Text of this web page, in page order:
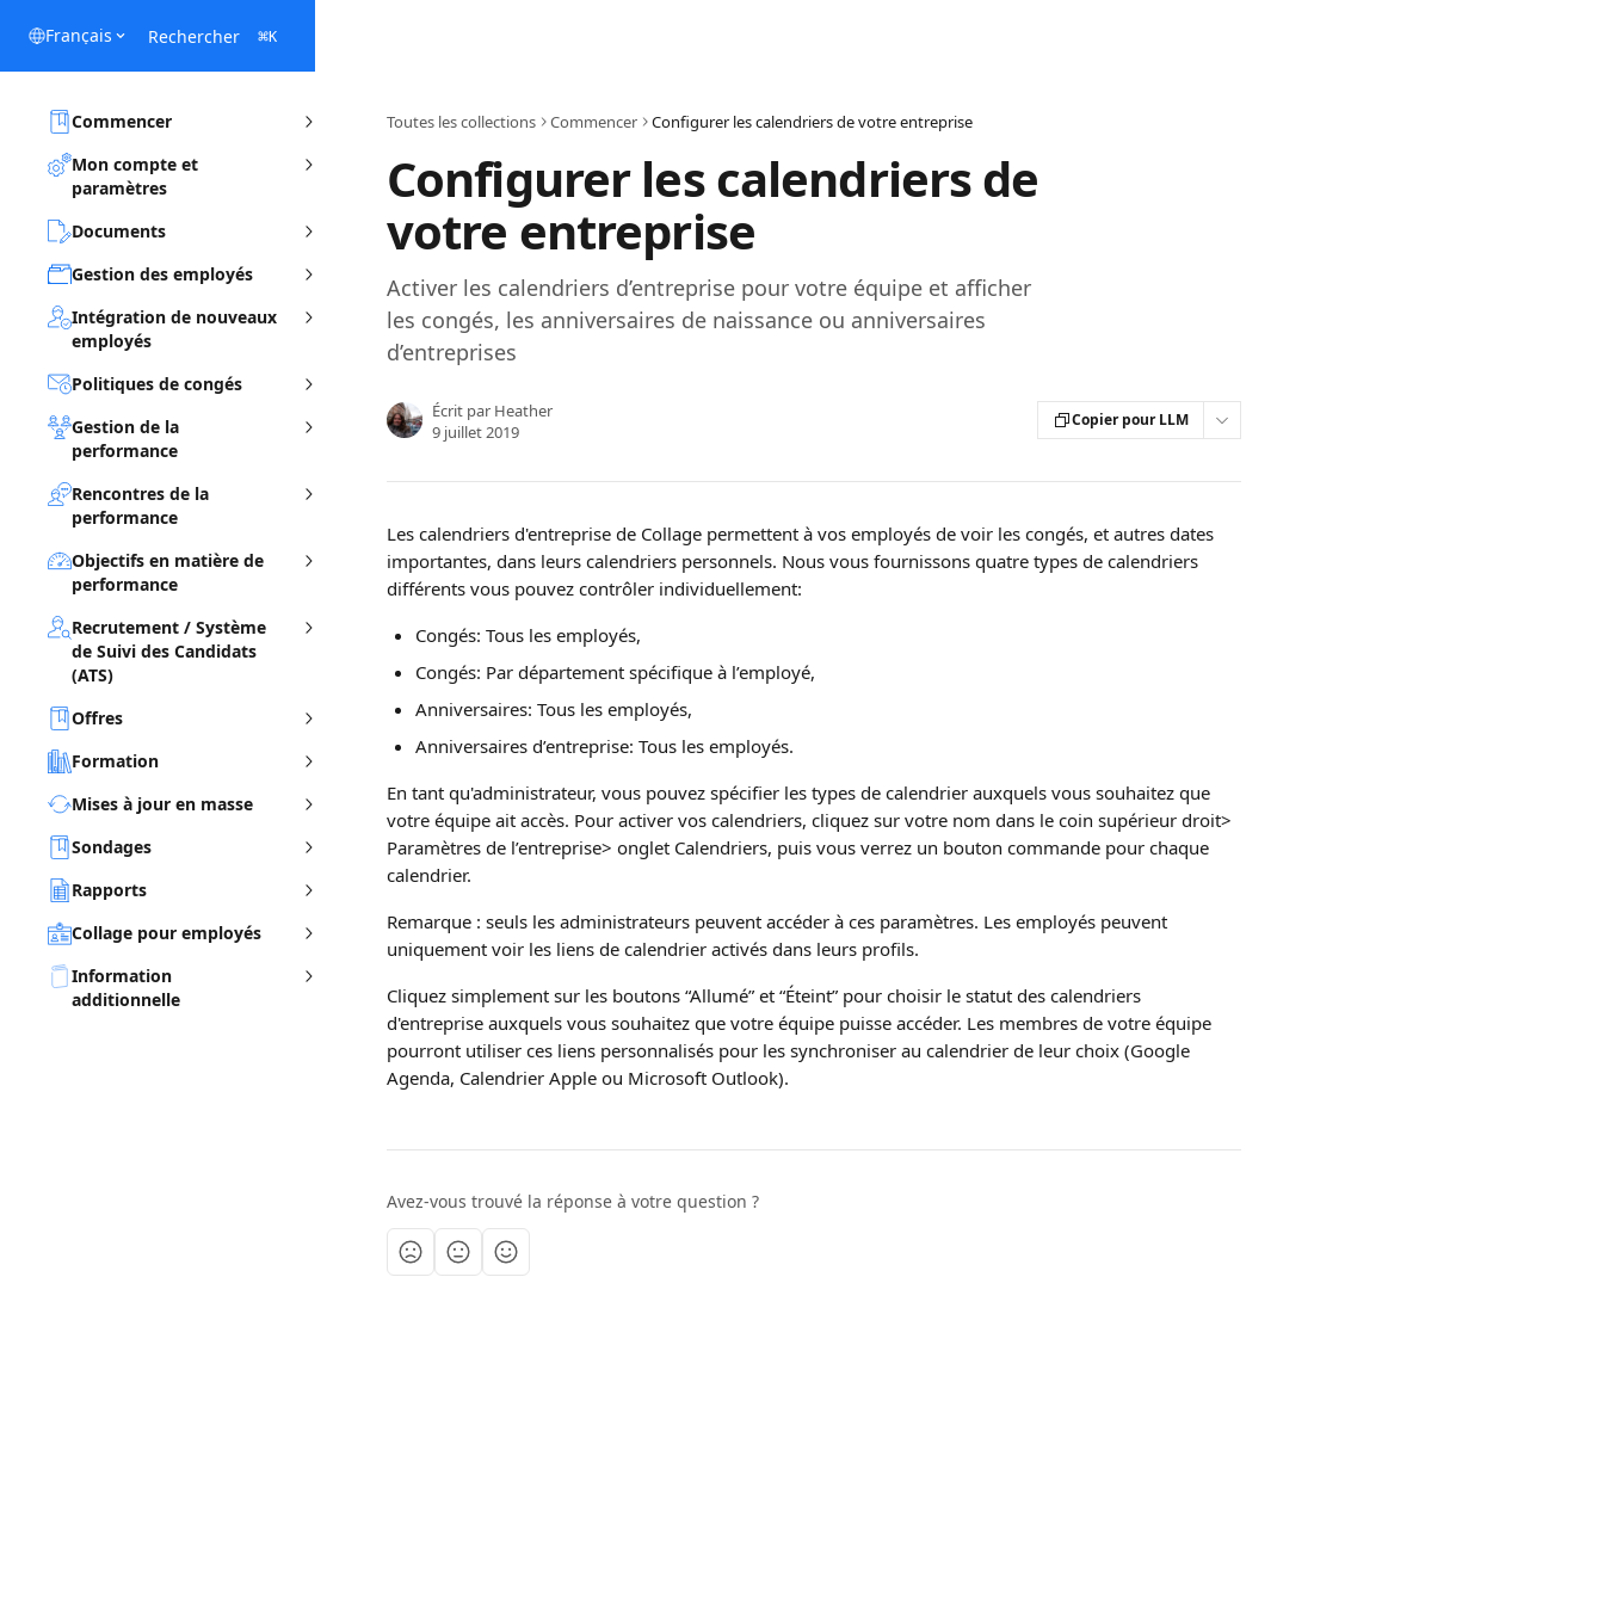
Français Rechercher ⌘K
Commencer
Mon compte et
paramètres
Documents
Gestion des employés
Intégration de nouveaux
employés
Politiques de congés
Gestion de la
performance
Rencontres de la
performance
Objectifs en matière de
performance
Recrutement / Système
de Suivi des Candidats
(ATS)
Offres
Formation
Mises à jour en masse
Sondages
Rapports
Collage pour employés
Information
additionnelle
Toutes les collections Commencer Configurer les calendriers de votre entreprise
Configurer les calendriers de
votre entreprise
Activer les calendriers d’entreprise pour votre équipe et afficher
les congés, les anniversaires de naissance ou anniversaires
d’entreprises
Écrit par Heather
9 juillet 2019
Copier pour LLM
Les calendriers d'entreprise de Collage permettent à vos employés de voir les congés, et autres dates
importantes, dans leurs calendriers personnels. Nous vous fournissons quatre types de calendriers
différents vous pouvez contrôler individuellement:
Congés: Tous les employés,
Congés: Par département spécifique à l’employé,
Anniversaires: Tous les employés,
Anniversaires d’entreprise: Tous les employés.
En tant qu'administrateur, vous pouvez spécifier les types de calendrier auxquels vous souhaitez que
votre équipe ait accès. Pour activer vos calendriers, cliquez sur votre nom dans le coin supérieur droit>
Paramètres de l’entreprise> onglet Calendriers, puis vous verrez un bouton commande pour chaque
calendrier.
Remarque : seuls les administrateurs peuvent accéder à ces paramètres. Les employés peuvent
uniquement voir les liens de calendrier activés dans leurs profils.
Cliquez simplement sur les boutons “Allumé” et “Éteint” pour choisir le statut des calendriers
d'entreprise auxquels vous souhaitez que votre équipe puisse accéder. Les membres de votre équipe
pourront utiliser ces liens personnalisés pour les synchroniser au calendrier de leur choix (Google
Agenda, Calendrier Apple ou Microsoft Outlook).
Avez-vous trouvé la réponse à votre question ?